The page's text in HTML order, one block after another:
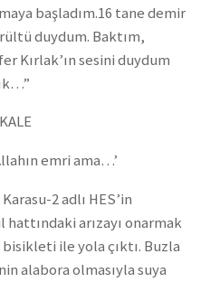
başladım.16 tane demir
duydum. Baktım,
Kırlak’ın sesini duydum
emri ama…’
2 adlı HES’in
arızayı onarmak
ile yola çıktı. Buzla
alabora olmasıyla suya